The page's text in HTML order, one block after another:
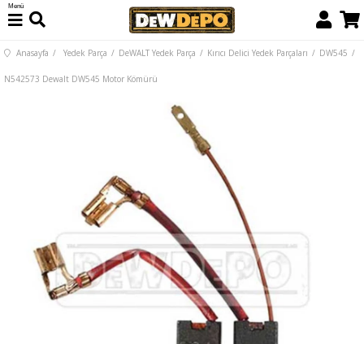
Menü
Anasayfa Yedek Parça DeWALT Yedek Parça Kırıcı Delici Yedek Parçaları DW545
N542573 Dewalt DW545 Motor Kömürü